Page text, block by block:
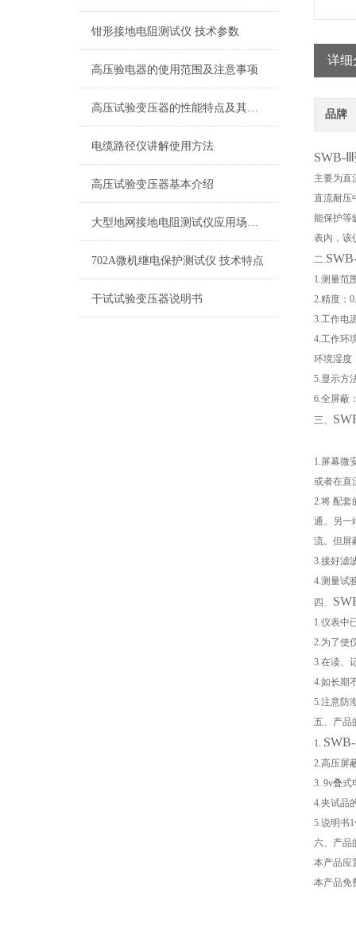
钳形接地电阻测试仪 技术参数
高压验电器的使用范围及注意事项
高压试验变压器的性能特点及其操作方法分析
电缆路径仪讲解使用方法
高压试验变压器基本介绍
大型地网接地电阻测试仪应用场景有哪些？
702A微机继电保护测试仪 技术特点
干试试验变压器说明书
详细
品牌
SWB-
主要为直
直流耐压
能保护等
表内，该
二.
1.测量范
2.精度：
3.工作电
4.工作环
环境湿度
5.显示方
6.全屏蔽
三、
1.屏幕微
或者在直
2.将 配套
通。另一
流。但屏
3.接好滤
4.测量试
四、
1.仪表中
2.为了使
3.在读、
4.如长期
5.注意防
五、产品
1.
2.高压屏
3. 9v叠式
4.夹试品
5.说明书
六、产
本产品应
本产品免